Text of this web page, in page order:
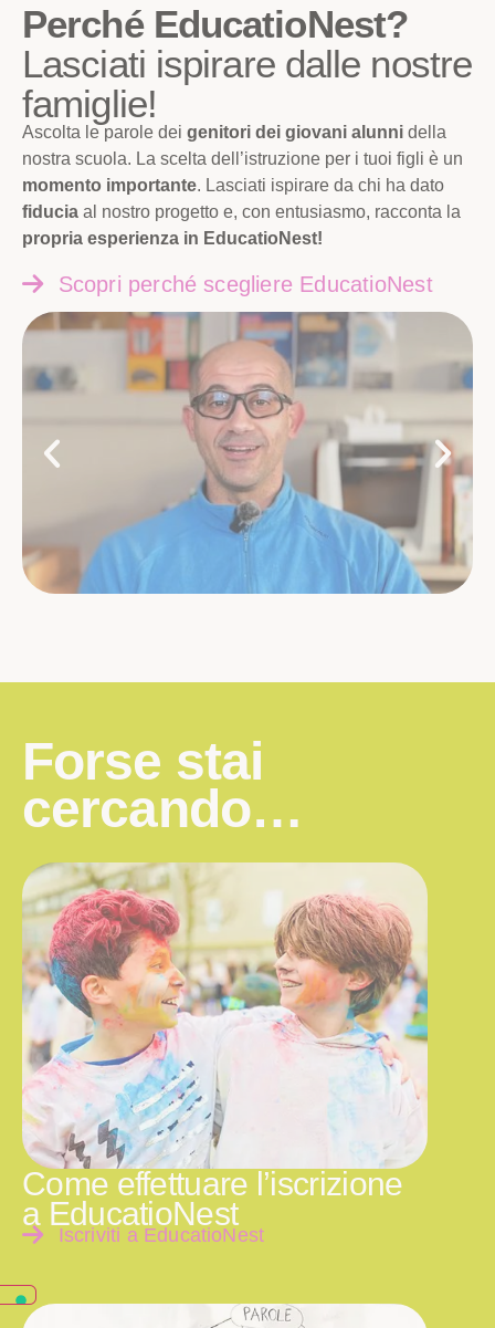
Perché EducatioNest?
Lasciati ispirare dalle nostre
famiglie!
Ascolta le parole dei genitori dei giovani alunni della
nostra scuola. La scelta dell’istruzione per i tuoi figli è un
momento importante. Lasciati ispirare da chi ha dato
fiducia al nostro progetto e, con entusiasmo, racconta la
propria esperienza in EducatioNest!
Scopri perché scegliere EducatioNest
Forse stai
cercando…
Come effettuare l’iscrizione
a EducatioNest
Iscriviti a EducatioNest